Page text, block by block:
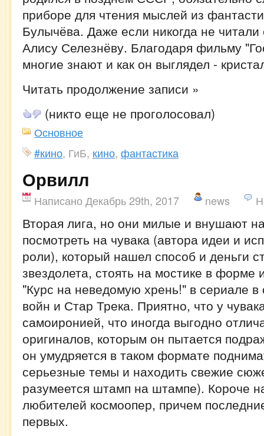
приборе для чтения мыслей из
Булычёва. Даже если никогда не читали
Алису Селезнёву. Благодаря фильму
многие знают и как он выглядел -
Читать продолжение записи »
(никто еще не проголосовал)
Основное
#кино, ГиБ, кино, фантастика
Орвилл
Написано Декабрь 29th, 2017 news
Вторая лига, но они милые и внушают
посмотреть на чувака (автора идеи и
роли), который нашел способ и деньги
звездолета, стоять на мостике в форме
"Курс на неведомую хрень!" в сериале в
войн и Стар Трека. Приятно, что у
самоиронией, что иногда выгодно
оригиналов, которым он пытается
он умудряется в таком формате
серьезные темы и находить свежие
разумеется штамп на штампе). Короче
любителей космоопер, причем
первых.